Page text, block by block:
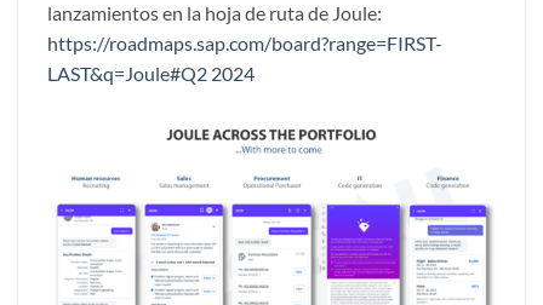
lanzamientos en la hoja de ruta de Joule:
https://roadmaps.sap.com/board?range=FIRST-
LAST&q=Joule#Q2 2024